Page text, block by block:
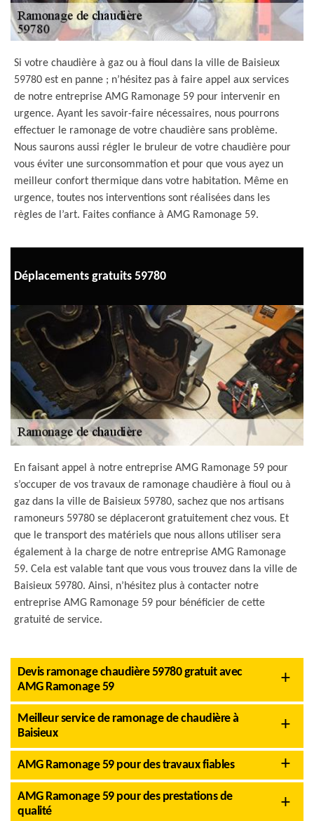
Si votre chaudière à gaz ou à fioul dans la ville de Baisieux
59780 est en panne ; n’hésitez pas à faire appel aux services
de notre entreprise AMG Ramonage 59 pour intervenir en
urgence. Ayant les savoir-faire nécessaires, nous pourrons
effectuer le ramonage de votre chaudière sans problème.
Nous saurons aussi régler le bruleur de votre chaudière pour
vous éviter une surconsommation et pour que vous ayez un
meilleur confort thermique dans votre habitation. Même en
urgence, toutes nos interventions sont réalisées dans les
règles de l’art. Faites confiance à AMG Ramonage 59.
Déplacements gratuits 59780
En faisant appel à notre entreprise AMG Ramonage 59 pour
s’occuper de vos travaux de ramonage chaudière à fioul ou à
gaz dans la ville de Baisieux 59780, sachez que nos artisans
ramoneurs 59780 se déplaceront gratuitement chez vous. Et
que le transport des matériels que nous allons utiliser sera
également à la charge de notre entreprise AMG Ramonage
59. Cela est valable tant que vous vous trouvez dans la ville de
Baisieux 59780. Ainsi, n’hésitez plus à contacter notre
entreprise AMG Ramonage 59 pour bénéficier de cette
gratuité de service.
Devis ramonage chaudière 59780 gratuit avec
AMG Ramonage 59
Meilleur service de ramonage de chaudière à
Baisieux
AMG Ramonage 59 pour des travaux fiables
AMG Ramonage 59 pour des prestations de
qualité